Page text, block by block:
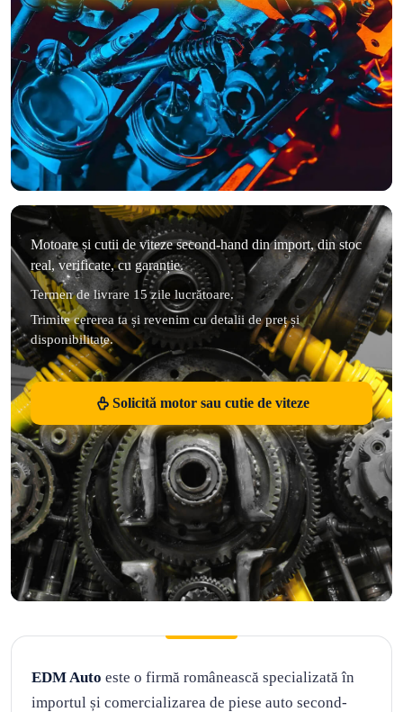
Motoare și cutii de viteze second-hand din import, din stoc
real, verificate, cu garanție.
Termen de livrare 15 zile lucrătoare.
Trimite cererea ta și revenim cu detalii de preț și
disponibilitate.
Solicită motor sau cutie de viteze
EDM Auto este o firmă românească specializată în
importul și comercializarea de piese auto second-